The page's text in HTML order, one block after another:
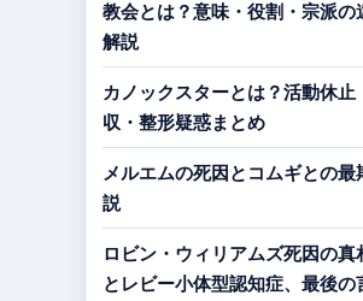
教会とは？意味・役割・宗派の
解説
カノックスターとは？活動休止
収・整形疑惑まとめ
メルエムの死因とコムギとの最
説
ロビン・ウィリアムズ死因の真
とレビー小体型認知症、最後の